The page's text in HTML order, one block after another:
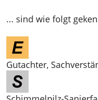
... sind wie folgt
Gutachter,